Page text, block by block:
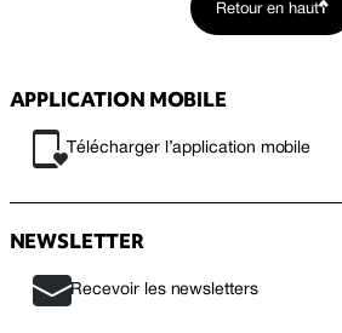
Retour en haut
APPLICATION MOBILE
Télécharger l’application mobile
NEWSLETTER
Recevoir les newsletters